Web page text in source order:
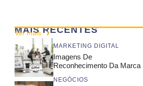
MAIS RECENTES
Ver mais
MARKETING DIGITAL
Imagens De
Reconhecimento Da Marca
NEGÓCIOS